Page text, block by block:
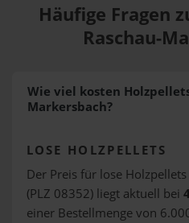
Häufige Fragen
Raschau-
Wie viel kosten
Markersbach?
LOSE HOLZPELLETS
Der Preis für lose
(PLZ 08352) liegt aktuell bei
einer Bestellmenge von